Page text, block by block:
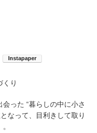
くり
った “暮らしの中に小さ
なって、目利きして取り
。